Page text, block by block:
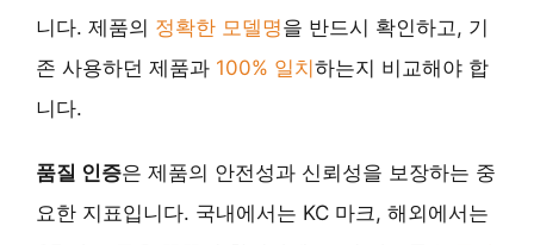
니다. 제품의 정확한 모델명을 반드시 확인하고, 기
존 사용하던 제품과 100% 일치하는지 비교해야 합
니다.
품질 인증은 제품의 안전성과 신뢰성을 보장하는 중
요한 지표입니다. 국내에서는 KC 마크, 해외에서는